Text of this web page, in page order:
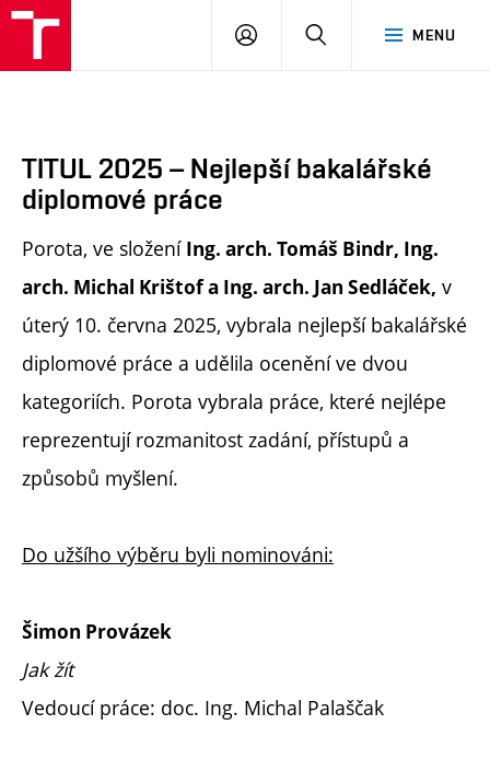
MENU
PŘIHLÁSIT
TITUL 2025 – Nejlepší bakalářské
diplomové práce
Porota, ve složení Ing. arch. Tomáš Bindr, Ing.
arch. Michal Krištof a Ing. arch. Jan Sedláček, v
úterý 10. června 2025, vybrala nejlepší bakalářské
diplomové práce a udělila ocenění ve dvou
kategoriích. Porota vybrala práce, které nejlépe
reprezentují rozmanitost zadání, přístupů a
způsobů myšlení.
Do užšího výběru byli nominováni:
Šimon Provázek
Jak žít
Vedoucí práce: doc. Ing. Michal Palaščak